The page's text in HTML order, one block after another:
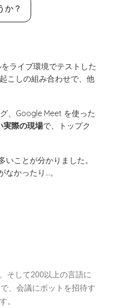
か？
ライブ環境でテストした
こしの組み合わせで、他
、Google Meet を使った
実際の現場で、トップク
ことが分かりました。
かったり…。
そして200以上の言語に
、会議にボットを招待す
。